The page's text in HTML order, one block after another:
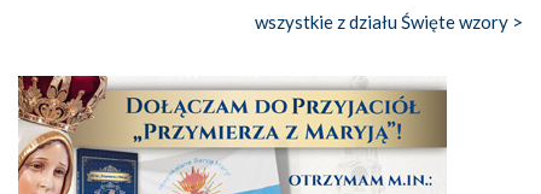
wszystkie z działu Święte wzory >